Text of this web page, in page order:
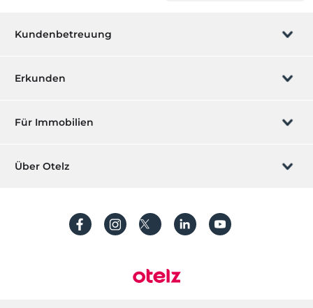
Kundenbetreuung
Buchung verwalten
Häufig gestellte Fragen
Erkunden
Geschenkgutschein
Konto erstellen
Für Immobilien
Ihr Hotel auflisten
Über Otelz
Bedingungen und Konditionen